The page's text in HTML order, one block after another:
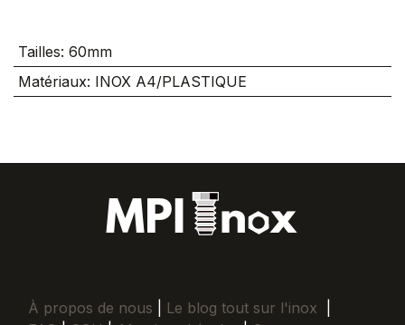
Tailles: 60mm
Matériaux: INOX A4/PLASTIQUE
À propos de nous Le blog tout sur l'inox